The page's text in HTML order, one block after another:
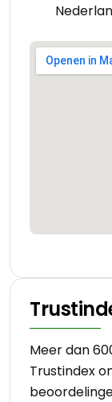
Meer dan
Trustindex